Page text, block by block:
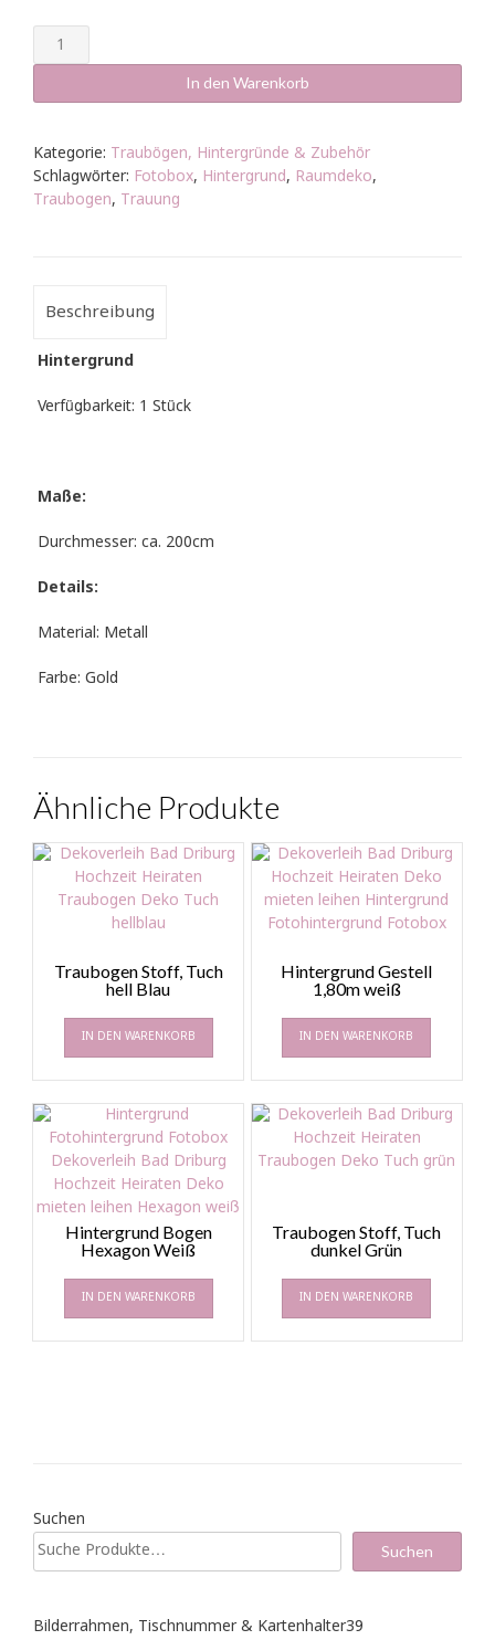
Hintergrund
Bogen
200cm
Menge
In den Warenkorb
Kategorie: Traubögen, Hintergründe & Zubehör
Schlagwörter: Fotobox, Hintergrund, Raumdeko,
Traubogen, Trauung
Beschreibung
Hintergrund
Verfügbarkeit: 1 Stück
Maße:
Durchmesser: ca. 200cm
Details:
Material: Metall
Farbe: Gold
Ähnliche Produkte
Traubogen Stoff, Tuch
hell Blau
IN DEN WARENKORB
Hintergrund Gestell
1,80m weiß
IN DEN WARENKORB
Hintergrund Bogen
Hexagon Weiß
IN DEN WARENKORB
Traubogen Stoff, Tuch
dunkel Grün
IN DEN WARENKORB
Suchen
Suchen
Bilderrahmen, Tischnummer & Kartenhalter39